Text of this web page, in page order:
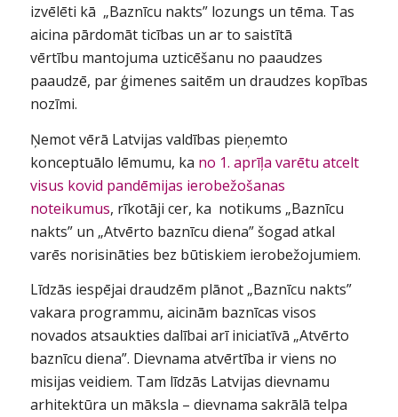
izvēlēti kā „Baznīcu nakts” lozungs un tēma. Tas
aicina pārdomāt ticības un ar to saistītā
vērtību mantojuma uzticēšanu no paaudzes
paaudzē, par ģimenes saitēm un draudzes kopības
nozīmi.
Ņemot vērā Latvijas valdības pieņemto
konceptuālo lēmumu, ka no 1. aprīļa varētu atcelt
visus kovid pandēmijas ierobežošanas
noteikumus, rīkotāji cer, ka notikums „Baznīcu
nakts” un „Atvērto baznīcu diena” šogad atkal
varēs norisināties bez būtiskiem ierobežojumiem.
Līdzās iespējai draudzēm plānot „Baznīcu nakts”
vakara programmu, aicinām baznīcas visos
novados atsaukties dalībai arī iniciatīvā „Atvērto
baznīcu diena”. Dievnama atvērtība ir viens no
misijas veidiem. Tam līdzās Latvijas dievnamu
arhitektūra un māksla – dievnama sakrālā telpa